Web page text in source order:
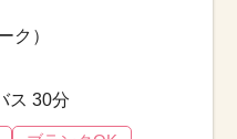
ク）
ス 30分